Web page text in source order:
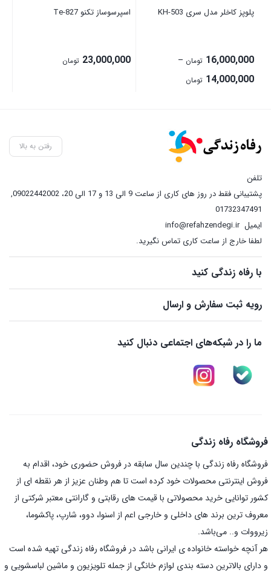
پلوپز کاخلر مدل سری KH-503
16,000,000 تومان –
14,000,000 تومان
through
16,000,000 تومان
اسپرسوساز تکنو Te‑827
23,000,000 تومان
رفتن به بالا
تلفن
پشتیبانی فقط در روز های کاری از ساعت 9 الی 13 و 17 الی 20، 09022442002
,
01732347491
ایمیلinfo@refahzendegi.ir
لطفا خارج از ساعت کاری تماس نگیرید.
با رفاه زندگی کنید
رویه ثبت سفارش و ارسال
ما را در شبکه‌های اجتماعی دنبال کنید
فروشگاه رفاه زندگی
فروشگاه رفاه زندگی با چندین سال سابقه در فروش حضوری خود، اقدام به
فروش اینترنتی محصولات خود کرده است تا هم وطنان عزیز از هر نقطه ای از
کشور توانایی خرید محصولاتی با قیمت های رقابتی و گارانتی معتبر شرکتی از
معروف ترین برند های داخلی و خارجی اعم از اسنوا، دوو، شارپ، پاکشوما،
زیرووات و.. می‌باشد.
هر آنچه خواسته خانواده ی ایرانی باشد در فروشگاه رفاه زندگی تهیه شده است
و دارای بالاترین دسته بندی لوازم خانگی از جمله تلویزیون و ماشین لباسشویی و